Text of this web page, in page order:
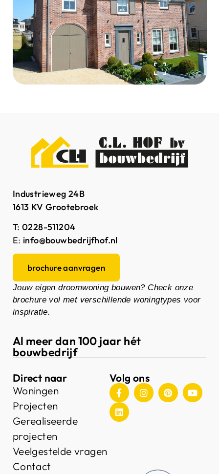
Industrieweg 24B
1613 KV Grootebroek
T: 0228-511204
E: info@bouwbedrijfhof.nl
brochure aanvragen
Jouw eigen droomwoning bouwen? Check onze
brochure vol met verschillende woningtypes voor
inspiratie.
Al meer dan 100 jaar hét
bouwbedrijf
Direct naar
Woningen
Projecten
Gerealiseerde
projecten
Veelgestelde vragen
Contact
Volg ons